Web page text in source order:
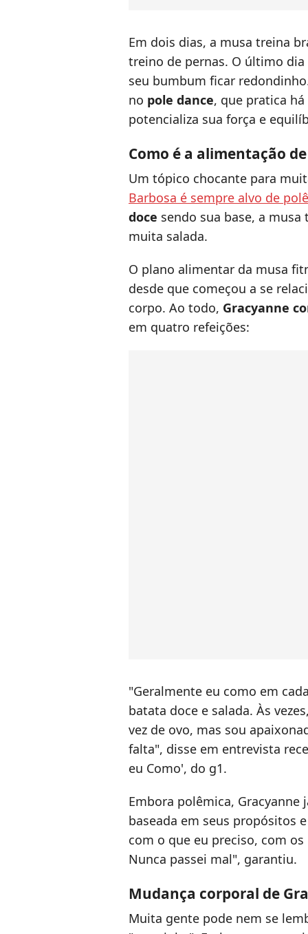
Em dois dias, a musa treina
treino de pernas. O último
seu bumbum ficar
no pole dance, que pratica
potencializa sua força e
Como é a alimentação
Um tópico chocante para
Barbosa é sempre alvo de
doce sendo sua base, a
muita salada.
O plano alimentar da musa
desde que começou a se
corpo. Ao todo, Gracyanne
em quatro refeições:
"Geralmente eu como em
batata doce e salada. Às
vez de ovo, mas sou
falta", disse em entrevista
eu Como', do g1.
Embora polêmica,
baseada em seus propósitos
com o que eu preciso, com
Nunca passei mal", garantiu.
Mudança corporal de
Muita gente pode nem se